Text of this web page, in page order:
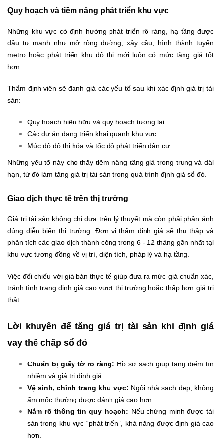
Quy hoạch và tiềm năng phát triển khu vực
Những khu vực có định hướng phát triển rõ ràng, hạ tầng được
đầu tư mạnh như mở rộng đường, xây cầu, hình thành tuyến
metro hoặc phát triển khu đô thị mới luôn có mức tăng giá tốt
hơn.
Thẩm định viên sẽ đánh giá các yếu tố sau khi xác định giá trị tài
sản:
Quy hoạch hiện hữu và quy hoạch tương lai
Các dự án đang triển khai quanh khu vực
Mức độ đô thị hóa và tốc độ phát triển dân cư
Những yếu tố này cho thấy tiềm năng tăng giá trong trung và dài
hạn, từ đó làm tăng giá trị tài sản trong quá trình định giá sổ đỏ.
Giao dịch thực tế trên thị trường
Giá trị tài sản không chỉ dựa trên lý thuyết mà còn phải phản ánh
đúng diễn biến thị trường. Đơn vị thẩm định giá sẽ thu thập và
phân tích các giao dịch thành công trong 6 - 12 tháng gần nhất tại
khu vực tương đồng về vị trí, diện tích, pháp lý và hạ tầng.
Việc đối chiếu với giá bán thực tế giúp đưa ra mức giá chuẩn xác,
tránh tình trạng định giá cao vượt thị trường hoặc thấp hơn giá trị
thật.
Lời khuyên để tăng giá trị tài sản khi định giá
vay thế chấp sổ đỏ
Chuẩn bị giấy tờ rõ ràng: Hồ sơ sạch giúp tăng điểm tín
nhiệm và giá trị định giá.
Vệ sinh, chỉnh trang khu vực: Ngôi nhà sạch đẹp, không
ẩm mốc thường được đánh giá cao hơn.
Nắm rõ thông tin quy hoạch: Nếu chứng minh được tài
sản trong khu vực “phát triển”, khả năng được định giá cao
hơn.